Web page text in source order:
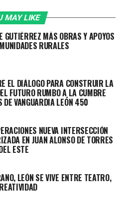
Indígenas y Afromexicanos,
programa León Hogar Digno
de 9 asentamientos en San
a la intervención de 477
directo para más de 1 mil
tendrán certeza jurídica y
sus familias.
y consolidándose
tendremos beneficiadas en
862 personas de manera
la primera etapa la que
el titular.
MAY LIKE
GUTIÉRREZ MÁS OBRAS Y APOYOS
RURALES
EL DIÁLOGO PARA CONSTRUIR LA
FUTURO RUMBO A LA CUMBRE
DE VANGUARDIA LEÓN 450
NUEVA INTERSECCIÓN
EN JUAN ALONSO DE TORRES
ESTE
LEÓN SE VIVE ENTRE TEATRO,